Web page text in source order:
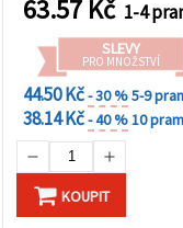
efektem ~130 ks
63.57 Kč 1-4
SLEVY
PRO MNOŽSTVÍ
44.50 Kč- 30 %5-9
38.14 Kč- 40 %10
KOUPIT